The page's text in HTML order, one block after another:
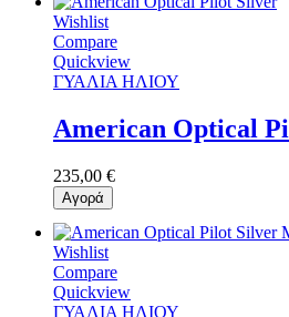
Wishlist
Compare
Quickview
ΓΥΑΛΙΑ ΗΛΙΟΥ
American Optical
235,00 €
Αγορά
Wishlist
Compare
Quickview
ΓΥΑΛΙΑ ΗΛΙΟΥ